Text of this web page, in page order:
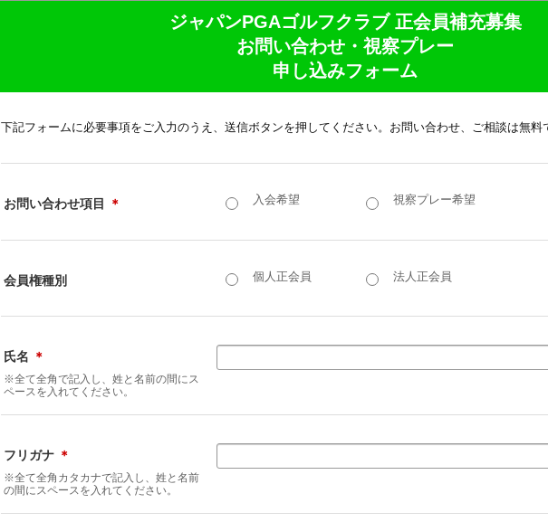
ジャパンPGAゴルフクラブ 正会員補充募集
お問い合わせ・視察プレー
申し込みフォーム
下記フォームに必要事項をご入力のうえ、送信ボタンを押してください。お問い合わせ、ご相談は無料
お問い合わせ項目 ＊ 入会希望 視察プレー希望
会員権種別 個人正会員 法人正会員
氏名 ＊
※全て全角で記入し、姓と名前の間にス
ペースを入れてください。
フリガナ ＊
※全て全角カタカナで記入し、姓と名前
の間にスペースを入れてください。